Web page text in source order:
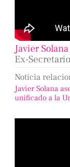
Javier Solana
Ex-
Noticia
Javier Solana
unificado a la